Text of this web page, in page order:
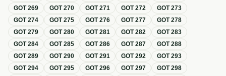
GOT269 GOT270 GOT271 GOT272 GOT273
GOT274 GOT275 GOT276 GOT277 GOT278
GOT279 GOT280 GOT281 GOT282 GOT283
GOT284 GOT285 GOT286 GOT287 GOT288
GOT289 GOT290 GOT291 GOT292 GOT293
GOT294 GOT295 GOT296 GOT297 GOT298